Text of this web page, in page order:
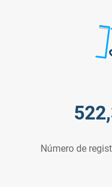
Número de